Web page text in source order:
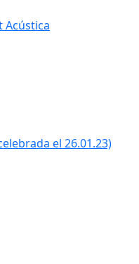
Acústica
el 26.01.23)